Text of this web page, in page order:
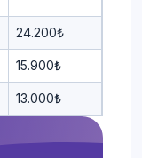
24.200₺
15.900₺
13.000₺